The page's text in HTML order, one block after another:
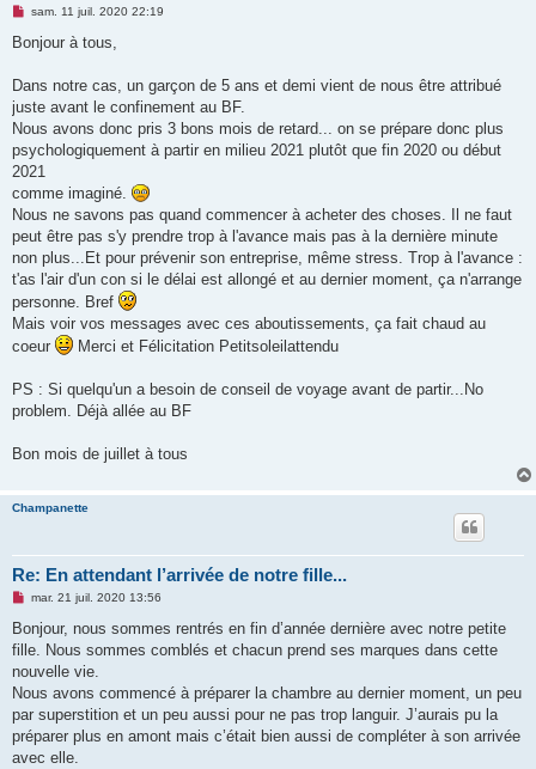
M
s
g
n
o
l
u
sam. 11 juil. 2020 22:19
Bonjour à tous,
Dans notre cas, un garçon de 5 ans et demi vient de nous être attribué
juste avant le confinement au BF.
Nous avons donc pris 3 bons mois de retard... on se prépare donc plus
psychologiquement à partir en milieu 2021 plutôt que fin 2020 ou début
2021
comme imaginé.
Nous ne savons pas quand commencer à acheter des choses. Il ne faut
peut être pas s'y prendre trop à l'avance mais pas à la dernière minute
non plus...Et pour prévenir son entreprise, même stress. Trop à l'avance :
t'as l'air d'un con si le délai est allongé et au dernier moment, ça n'arrange
personne. Bref
Mais voir vos messages avec ces aboutissements, ça fait chaud au
coeur
Merci et Félicitation Petitsoleilattendu
PS : Si quelqu'un a besoin de conseil de voyage avant de partir...No
problem. Déjà allée au BF
Bon mois de juillet à tous
Champanette
Re: En attendant l’arrivée de notre fille...
M
s
a
g
n
o
l
u
mar. 21 juil. 2020 13:56
Bonjour, nous sommes rentrés en fin d’année dernière avec notre petite
fille. Nous sommes comblés et chacun prend ses marques dans cette
nouvelle vie.
Nous avons commencé à préparer la chambre au dernier moment, un peu
par superstition et un peu aussi pour ne pas trop languir. J’aurais pu la
préparer plus en amont mais c’était bien aussi de compléter à son arrivée
avec elle.